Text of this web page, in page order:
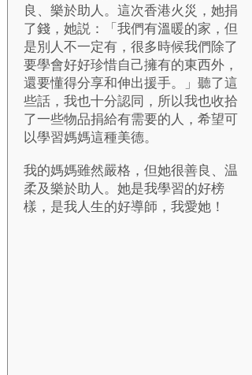
良、樂於助人。這次香港火災，她捐
了錢，她説：「我們有溫暖的家，但
是別人不一定有，很多時候我們除了
要學會好好珍惜自己擁有的東西外，
還要懂得分享和伸出援手。」聽了這
些話，我也十分認同，所以我也收拾
了一些物品捐給有需要的人，希望可
以學習媽媽這種美德。
我的媽媽雖然嚴格，但她很善良、温
柔及樂於助人。她是我學習的好榜
樣，是我人生的好導師，我愛她！